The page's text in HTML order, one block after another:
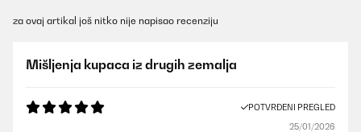
za ovaj artikal još nitko nije napisao recenziju
Mišljenja kupaca iz drugih zemalja
POTVRĐENI PREGLED
25/01/2026